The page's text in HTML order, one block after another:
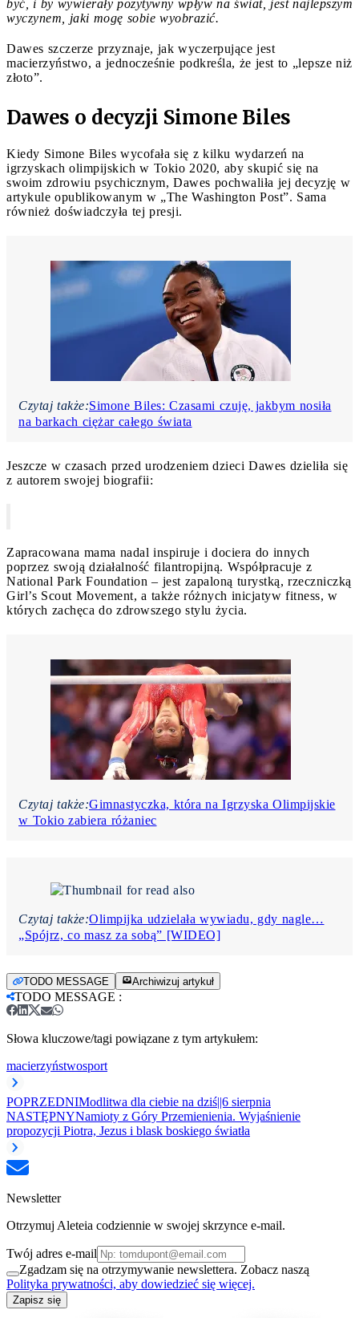
być, i by wywierały pozytywny wpływ na świat, jest najlepszym
wyczynem, jaki mogę sobie wyobrazić.
Dawes szczerze przyznaje, jak wyczerpujące jest
macierzyństwo, a jednocześnie podkreśla, że jest to „lepsze niż
złoto”.
Dawes o decyzji Simone Biles
Kiedy Simone Biles wycofała się z kilku wydarzeń na
igrzyskach olimpijskich w Tokio 2020, aby skupić się na
swoim zdrowiu psychicznym, Dawes pochwaliła jej decyzję w
artykule opublikowanym w „The Washington Post”. Sama
również doświadczyła tej presji.
Czytaj także:Simone Biles: Czasami czuję, jakbym nosiła
na barkach ciężar całego świata
Jeszcze w czasach przed urodzeniem dzieci Dawes dzieliła się
z autorem swojej biografii:
Zapracowana mama nadal inspiruje i dociera do innych
poprzez swoją działalność filantropijną. Współpracuje z
National Park Foundation – jest zapaloną turystką, rzeczniczką
Girl’s Scout Movement, a także różnych inicjatyw fitness, w
których zachęca do zdrowszego stylu życia.
Czytaj także:Gimnastyczka, która na Igrzyska Olimpijskie
w Tokio zabiera różaniec
Czytaj także:Olimpijka udzielała wywiadu, gdy nagle…
„Spójrz, co masz za sobą” [WIDEO]
TODO MESSAGE Archiwizuj artykuł
TODO MESSAGE :
Słowa kluczowe/tagi powiązane z tym artykułem:
macierzyństwosport
POPRZEDNIModlitwa dla ciebie na dziś||6 sierpnia
NASTĘPNYNamioty z Góry Przemienienia. Wyjaśnienie
propozycji Piotra, Jezus i blask boskiego światła
Newsletter
Otrzymuj Aleteia codziennie w swojej skrzynce e-mail.
Twój adres e-mail
Zgadzam się na otrzymywanie newslettera. Zobacz naszą
Polityka prywatności, aby dowiedzieć się więcej.
Zapisz się